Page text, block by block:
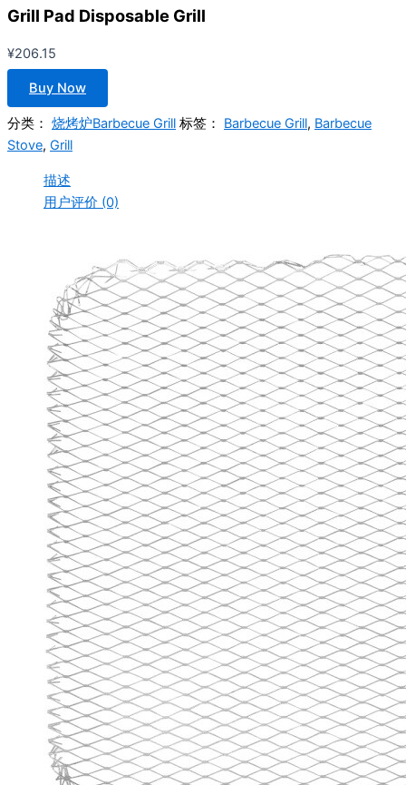
Grill Pad Disposable Grill
¥206.15
Buy Now
分类： 烧烤炉Barbecue Grill 标签： Barbecue Grill, Barbecue
Stove, Grill
描述
用户评价 (0)